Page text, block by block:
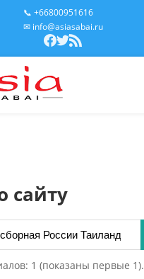
📞 +66800951616
✉ info@asiasabai.ru
сайту
1 (показаны первые 1).